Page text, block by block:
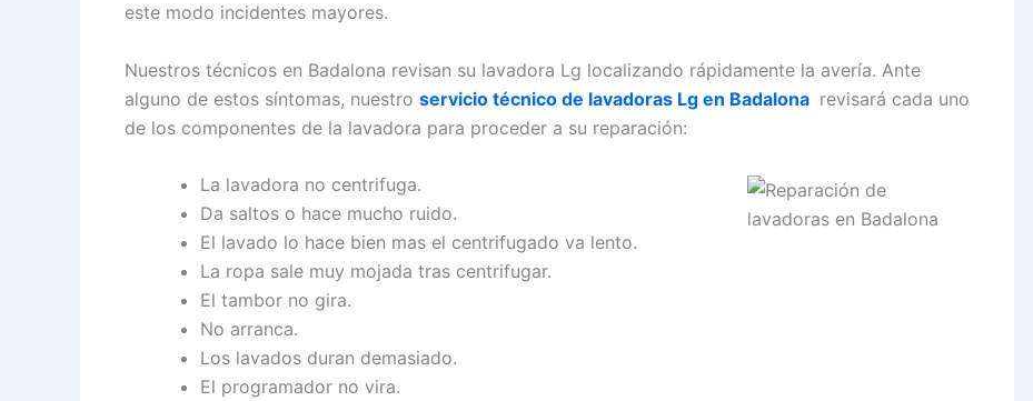
este modo incidentes mayores.
Nuestros técnicos en Badalona revisan su lavadora Lg localizando rápidamente la avería. Ante
alguno de estos síntomas, nuestro servicio técnico de lavadoras Lg en Badalona revisará cada uno
de los componentes de la lavadora para proceder a su reparación:
La lavadora no centrifuga.
Da saltos o hace mucho ruido.
El lavado lo hace bien mas el centrifugado va lento.
La ropa sale muy mojada tras centrifugar.
El tambor no gira.
No arranca.
Los lavados duran demasiado.
El programador no vira.